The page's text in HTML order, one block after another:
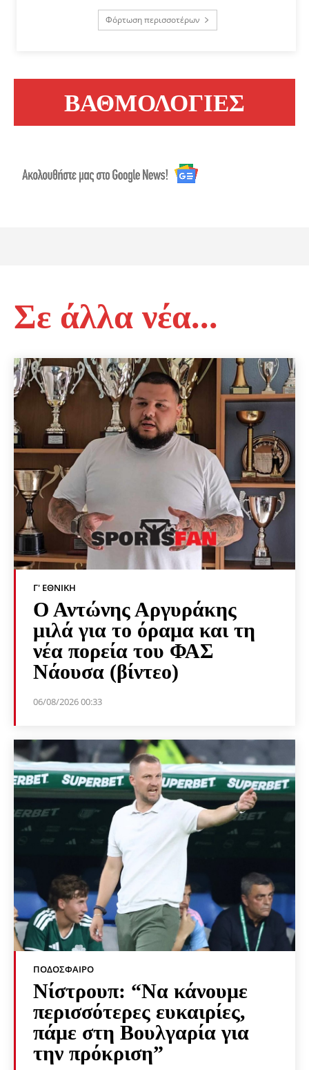
Φόρτωση περισσοτέρων
ΒΑΘΜΟΛΟΓΙΕΣ
Σε άλλα νέα...
Γ' ΕΘΝΙΚΉ
Ο Αντώνης Αργυράκης
μιλά για το όραμα και τη
νέα πορεία του ΦΑΣ
Νάουσα (βίντεο)
06/08/2026 00:33
ΠΟΔΌΣΦΑΙΡΟ
Νίστρουπ: “Να κάνουμε
περισσότερες ευκαιρίες,
πάμε στη Βουλγαρία για
την πρόκριση”